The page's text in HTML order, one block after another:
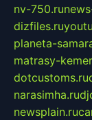
nv-750.ru
dizfiles.ru
planeta-
matrasy-
dotcustoms.ru
narasimha.ru
newsplain.ru